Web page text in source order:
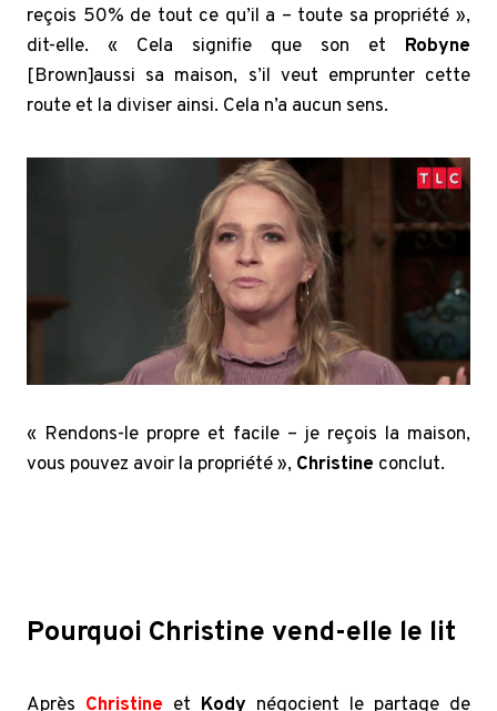
reçois 50% de tout ce qu’il a – toute sa propriété »,
dit-elle. « Cela signifie que son et Robyne
[Brown]aussi sa maison, s’il veut emprunter cette
route et la diviser ainsi. Cela n’a aucun sens.
« Rendons-le propre et facile – je reçois la maison,
vous pouvez avoir la propriété », Christine conclut.
Pourquoi Christine vend-elle le lit
Après Christine et Kody négocient le partage de